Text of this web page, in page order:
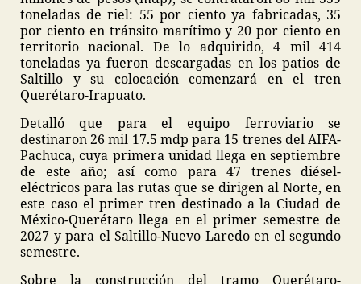
toneladas de riel: 55 por ciento ya fabricadas, 35
por ciento en tránsito marítimo y 20 por ciento en
territorio nacional. De lo adquirido, 4 mil 414
toneladas ya fueron descargadas en los patios de
Saltillo y su colocación comenzará en el tren
Querétaro-Irapuato.
Detalló que para el equipo ferroviario se
destinaron 26 mil 17.5 mdp para 15 trenes del AIFA-
Pachuca, cuya primera unidad llega en septiembre
de este año; así como para 47 trenes diésel-
eléctricos para las rutas que se dirigen al Norte, en
este caso el primer tren destinado a la Ciudad de
México-Querétaro llega en el primer semestre de
2027 y para el Saltillo-Nuevo Laredo en el segundo
semestre.
Sobre la construcción del tramo Querétaro-